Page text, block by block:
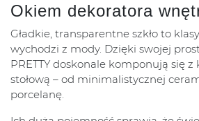
Okiem dekoratora
Gładkie, transparentne szkło to
wychodzi z mody. Dzięki swojej
PRETTY doskonale komponują się z
stołową – od minimalistycznej
porcelanę.